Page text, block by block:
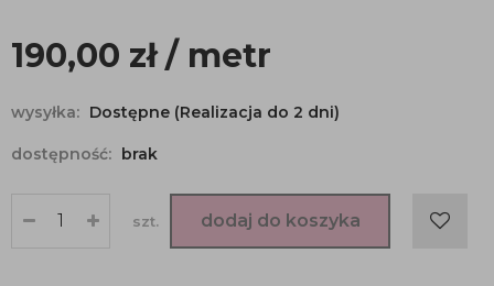
190,00 zł/ metr
wysyłka: Dostępne (Realizacja do 2 dni)
dostępność: brak
szt. dodaj do koszyka